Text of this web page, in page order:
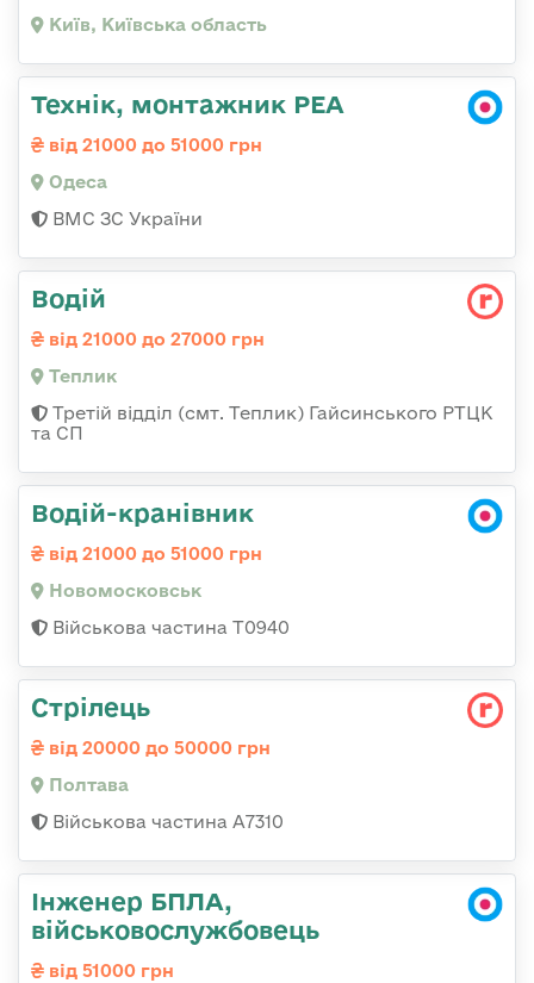
Київ, Київська область
Технік, монтажник РЕА
від 21000 до 51000 грн
Одеса
ВМС ЗС України
Водій
від 21000 до 27000 грн
Теплик
Третій відділ (смт. Теплик) Гайсинського РТЦК
та СП
Водій-кранівник
від 21000 до 51000 грн
Новомосковськ
Військова частина Т0940
Стрілець
від 20000 до 50000 грн
Полтава
Військова частина А7310
Інженер БПЛА,
військовослужбовець
від 51000 грн